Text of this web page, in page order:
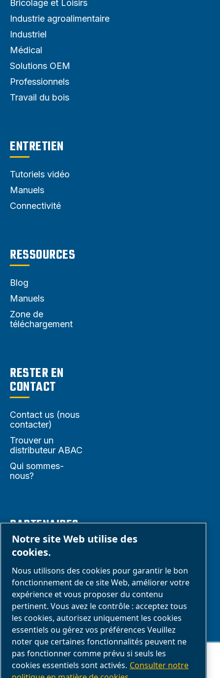
Ce site Web stocke les cookies sur votre ordinateur. Ces cookies sont
utilisés pour collecter des informations sur la manière dont vous
interagissez avec notre site Web et nous permettent de nous souvenir
de vous. Nous utilisons ces informations afin d'améliorer et de
Bricolage et Loisirs
Industrie agroalimentaire
Industriel
Médical
Solutions OEM
Professionnels
Travail du bois
ENTRETIEN
Tutoriels vidéo
Manuels
Connectivité
RESSOURCES
Blog
Manuels
Zone de
téléchargement
RESTER EN
CONTACT
Contact us (nous
contacter)
Trouver un
distributeur ABAC
Qui sommes-
nous?
PARTENAIRES
Espace
Partenaires
commerciaux
E-Connect 2,0
Business portail
Galerie média
ABAC
Notre site Web utilise des
cookies.
Nous utilisons des cookies pour garantir le bon
fonctionnement de ce site Web, améliorer votre
expérience et vous proposer du contenu
pertinent. Vous avez le contrôle : acceptez tous
les cookies, autorisez uniquement les cookies
essentiels ou gérez vos préférences Veuillez
noter que certaines fonctionnalités peuvent ne
pas fonctionner comme prévu si seuls les
cookies essentiels sont activés. Consulter notre